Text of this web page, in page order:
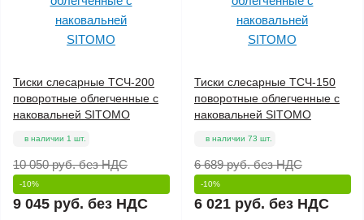
Тиски слесарные ТСЧ-200
поворотные облегченные с
наковальней SITOMO
в наличии 1 шт.
10 050 руб.без НДС
-10%
9 045 руб. без НДС
Тиски слесарные ТСЧ-150
поворотные облегченные с
наковальней SITOMO
в наличии 73 шт.
6 689 руб.без НДС
-10%
6 021 руб. без НДС